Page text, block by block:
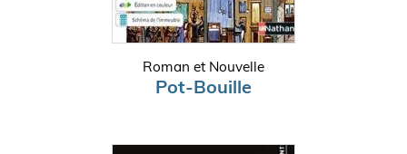
Roman et Nouvelle
Pot-Bouille